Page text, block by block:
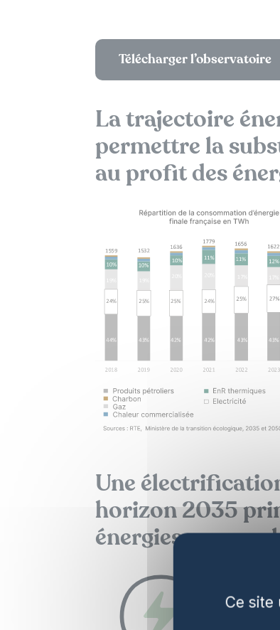
Télécharger l’observatoire
La trajectoire
permettre la
au profit des
Une
horizon 2035
énergies
Ce site